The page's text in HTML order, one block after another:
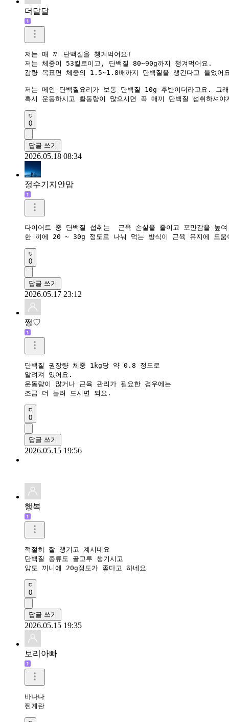
더달달
저는 매 끼 단백질을 챙겨먹어요!
저는 체중이 53킬로이고, 단백질 80~90g까지 챙겨먹어요.
감량 목표면 체중의 1.5~1.8배까지 단백질을 챙긴다고 들었어
저는 메인 단백질요리가 보통 단백질 10g 후반이더라고요. 그
혹시 운동하시고 활동량이 많으시면 꼭 매끼 단백질 섭취하셔
0
답글 쓰기
2026.05.18 08:34
정수기지안맘
다이어트 중 단백질 섭취는  근육 손실을 줄이고 포만감을 높
0
답글 쓰기
2026.05.17 23:12
쩡♡
단백질 권장량 체중 1kg당 약 0.8 정도로
알려져 있어요.
운동량이 많거나 근육 관리가 필요한 경우에는
조금 더 늘려 드시면 되요.
0
답글 쓰기
2026.05.15 19:56
행복
적절히 잘 챙기고 계시네요
단백질 종류도 골고루 챙기시고
양도 끼니에 20g정도가 좋다고 하네요
0
답글 쓰기
2026.05.15 19:35
보리아빠
바나나
찐계란